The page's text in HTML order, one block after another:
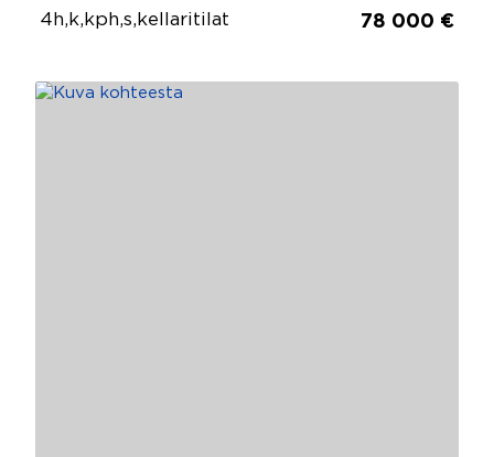
4h,k,kph,s,kellaritilat 78 000 €